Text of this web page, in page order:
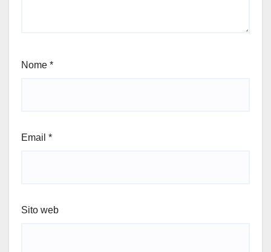
Nome *
Email *
Sito web